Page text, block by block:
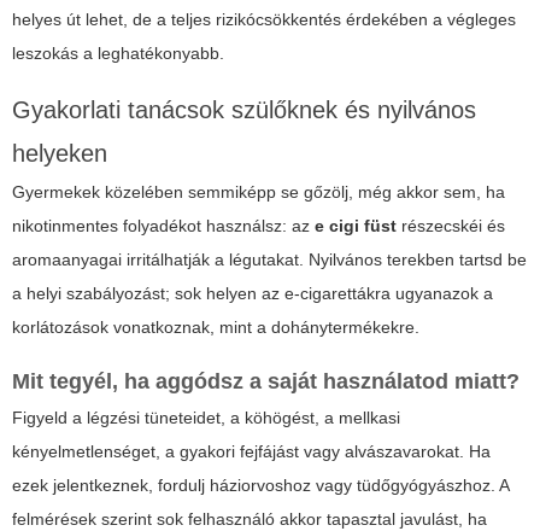
helyes út lehet, de a teljes rizikócsökkentés érdekében a végleges
leszokás a leghatékonyabb.
Gyakorlati tanácsok szülőknek és nyilvános
helyeken
Gyermekek közelében semmiképp se gőzölj, még akkor sem, ha
nikotinmentes folyadékot használsz: az e cigi füst részecskéi és
aromaanyagai irritálhatják a légutakat. Nyilvános terekben tartsd be
a helyi szabályozást; sok helyen az e-cigarettákra ugyanazok a
korlátozások vonatkoznak, mint a dohánytermékekre.
Mit tegyél, ha aggódsz a saját használatod miatt?
Figyeld a légzési tüneteidet, a köhögést, a mellkasi
kényelmetlenséget, a gyakori fejfájást vagy alvászavarokat. Ha
ezek jelentkeznek, fordulj háziorvoshoz vagy tüdőgyógyászhoz. A
felmérések szerint sok felhasználó akkor tapasztal javulást, ha